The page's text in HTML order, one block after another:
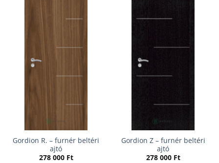
Gordion R. – furnér beltéri
ajtó
278 000 Ft
Gordion Z – furnér beltéri
ajtó
278 000 Ft